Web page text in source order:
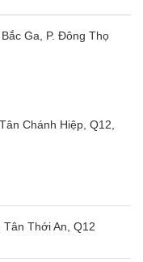
Ga, P. Đông Thọ
Chánh Hiệp, Q12,
Thới An, Q12